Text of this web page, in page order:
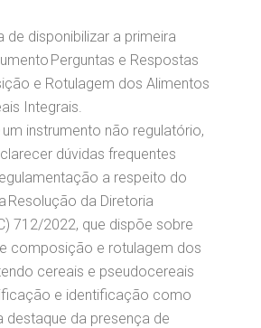
de disponibilizar a primeira
Perguntas e Respostas
e Rotulagem dos Alimentos
Integrais.
instrumento não regulatório,
dúvidas frequentes
a respeito do
Resolução da Diretoria
712/2022, que dispõe sobre
composição e rotulagem dos
cereais e pseudocereais
e identificação como
destaque da presença de